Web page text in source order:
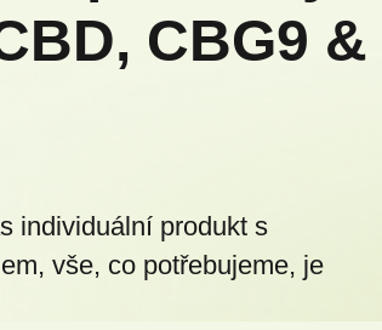
CBG9 &
individuální produkt s
vše, co potřebujeme, je